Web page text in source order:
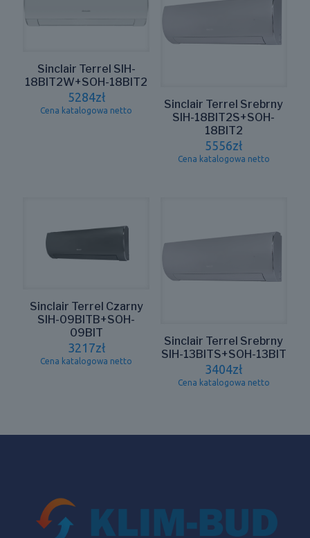
Sinclair Terrel SIH-
18BIT2W+SOH-18BIT2
5284zł
Cena katalogowa netto
Sinclair Terrel Srebrny
SIH-18BIT2S+SOH-
18BIT2
5556zł
Cena katalogowa netto
Sinclair Terrel Czarny
SIH-09BITB+SOH-
09BIT
3217zł
Cena katalogowa netto
Sinclair Terrel Srebrny
SIH-13BITS+SOH-13BIT
3404zł
Cena katalogowa netto